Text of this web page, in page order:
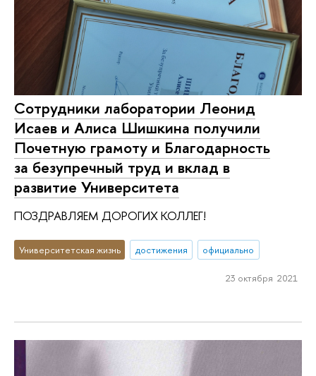
Сотрудники лаборатории Леонид
Исаев и Алиса Шишкина получили
Почетную грамоту и Благодарность
за безупречный труд и вклад в
развитие Университета
ПОЗДРАВЛЯЕМ ДОРОГИХ КОЛЛЕГ!
Университетская жизнь достижения официально
23 октября 2021